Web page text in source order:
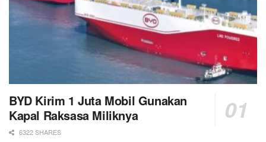
BYD Kirim 1 Juta Mobil Gunakan
Kapal Raksasa Miliknya
6322 SHARES